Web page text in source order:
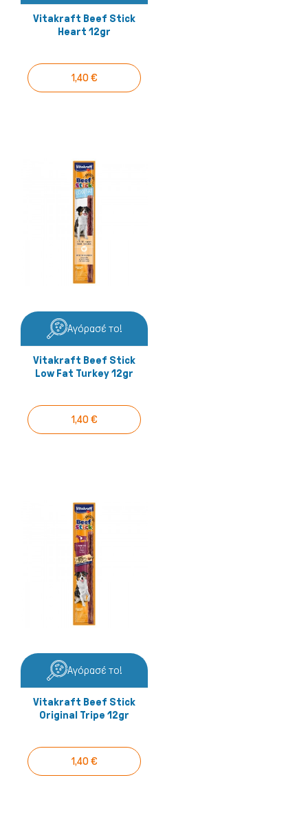
Vitakraft Beef Stick
Heart 12gr
1,40 €
Αγόρασέ το!
Vitakraft Beef Stick
Low Fat Turkey 12gr
1,40 €
Αγόρασέ το!
Vitakraft Beef Stick
Original Tripe 12gr
1,40 €